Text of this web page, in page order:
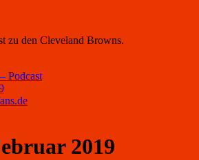
zu den Cleveland Browns.
Podcast
2019